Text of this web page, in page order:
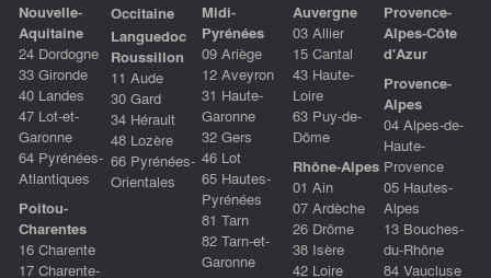
Nouvelle-
Aquitaine
24 Dordogne
33 Gironde
40 Landes
47 Lot-et-
Garonne
64 Pyrénées-
Atlantiques
Poitou-
Charentes
16 Charente
17 Charente-
Occitaine
Languedoc
Roussillon
11 Aude
30 Gard
34 Hérault
48 Lozère
66 Pyrénées-
Orientales
Midi-
Pyrénées
09 Ariège
12 Aveyron
31 Haute-
Garonne
32 Gers
46 Lot
65 Hautes-
Pyrénées
81 Tarn
82 Tarn-et-
Garonne
Auvergne
03 Allier
15 Cantal
43 Haute-
Loire
63 Puy-de-
Dôme
Rhône-Alpes
01 Ain
07 Ardèche
26 Drôme
38 Isère
42 Loire
Provence-
Alpes-Côte
d'Azur
Provence-
Alpes
04 Alpes-de-
Haute-
Provence
05 Hautes-
Alpes
13 Bouches-
du-Rhône
84 Vaucluse